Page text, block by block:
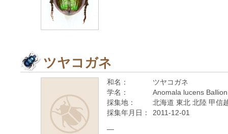
ツヤコガネ
和名：
ツヤコガネ
学名：
Anomala lucens
採集地：
北海道 東北 北陸 甲信
採集年月日：
2011-12-01
—